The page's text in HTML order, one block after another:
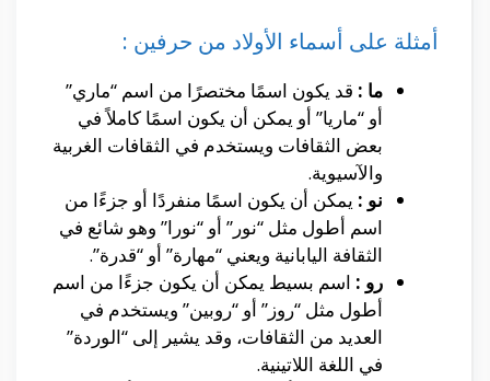
أمثلة على أسماء الأولاد من حرفين :
ما : قد يكون اسمًا مختصرًا من اسم “ماري”
أو “ماريا” أو يمكن أن يكون اسمًا كاملاً في
بعض الثقافات ويستخدم في الثقافات الغربية
والآسيوية.
نو : يمكن أن يكون اسمًا منفردًا أو جزءًا من
اسم أطول مثل “نور” أو “نورا” وهو شائع في
الثقافة اليابانية ويعني “مهارة” أو “قدرة”.
رو : اسم بسيط يمكن أن يكون جزءًا من اسم
أطول مثل “روز” أو “روبين” ويستخدم في
العديد من الثقافات، وقد يشير إلى “الوردة”
في اللغة اللاتينية.